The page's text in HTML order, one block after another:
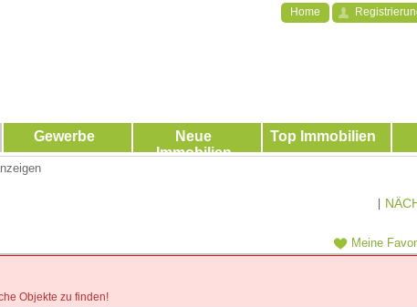
Home
Gewerbe
Neue
Immobilien
Top Immobilien
Meine
Objekte zu finden!